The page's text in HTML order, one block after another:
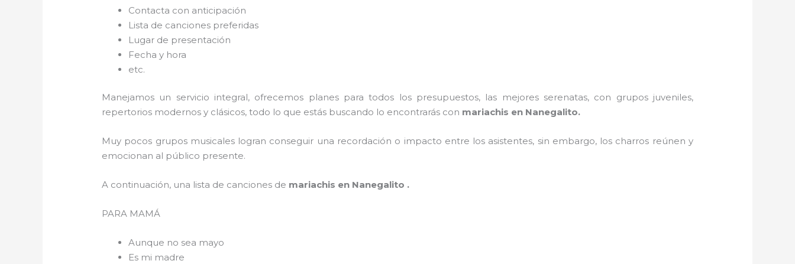
Contacta con anticipación
Lista de canciones preferidas
Lugar de presentación
Fecha y hora
etc.
Manejamos un servicio integral, ofrecemos planes para todos los presupuestos, las mejores serenatas, con grupos juveniles,
repertorios modernos y clásicos, todo lo que estás buscando lo encontrarás con mariachis en Nanegalito.
Muy pocos grupos musicales logran conseguir una recordación o impacto entre los asistentes, sin embargo, los charros reúnen y
emocionan al público presente.
A continuación, una lista de canciones de mariachis en Nanegalito .
PARA MAMÁ
Aunque no sea mayo
Es mi madre